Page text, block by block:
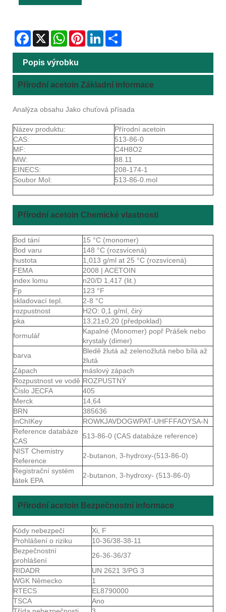
Facebook
X WhatsAppPinterestLinkedIn
Popis výrobku
Přírodní acetoin Základní informace
Analýza obsahu Jako chuťová přísada
Název produktu:
Přírodní acetoin
CAS:
513-86-0
MF:
C4H8O2
MW:
88.11
EINECS:
208-174-1
Soubor Mol:
513-86-0.mol
Přírodní acetoin Chemické vlastnosti
Bod tání
15 °C (monomer)
Bod varu
148 °C (rozsvícená)
hustota
1,013 g/ml at 25 °C (rozsvícená)
FEMA
2008 | ACETOIN
index lomu
n20/D 1,417 (lit.)
Fp
123 °F
skladovací tepl.
2-8 °C
rozpustnost
H2O: 0,1 g/ml, čirý
pka
13,21±0,20 (předpoklad)
formulář
Kapalné (Monomer) popř Prášek nebo
krystaly (dimer)
barva
Bledě žlutá až zelenožlutá nebo bílá až
žlutá
Zápach
máslový zápach
Rozpustnost ve vodě ROZPUSTNÝ
Číslo JECFA
405
Merck
14,64
BRN
385636
InChIKey
ROWKJAVDOGWPAT-UHFFFAOYSA-N
Reference databáze
CAS
513-86-0 (CAS databáze reference)
NIST Chemistry
Reference
2-butanon, 3-hydroxy-(513-86-0)
Registrační systém
látek EPA
2-butanon, 3-hydroxy- (513-86-0)
Přírodní acetoin Bezpečnostní informace
Kódy nebezpečí
Xi, F
Prohlášení o riziku
10-36/38-38-11
Bezpečnostní
prohlášení
26-36-36/37
RIDADR
UN 2621 3/PG 3
WGK Německo
1
RTECS
EL8790000
TSCA
Ano